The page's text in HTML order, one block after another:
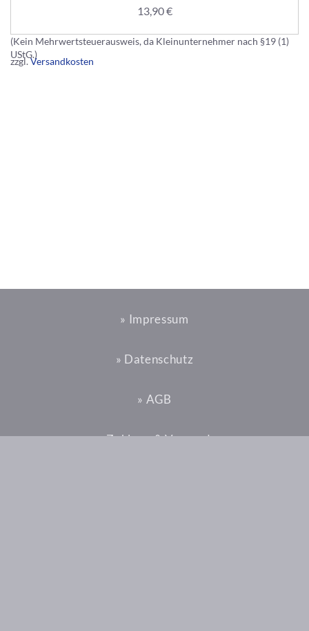
13,90€
(Kein Mehrwertsteuerausweis, da Kleinunternehmer nach §19 (1)
UStG.)
zzgl.Versandkosten
» Impressum
» Datenschutz
» AGB
» Zahlung & Versand